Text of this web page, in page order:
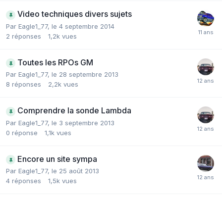
Video techniques divers sujets
Par Eagle1_77, le 4 septembre 2014
2 réponses 1,2k vues
Toutes les RPOs GM
Par Eagle1_77, le 28 septembre 2013
8 réponses 2,2k vues
Comprendre la sonde Lambda
Par Eagle1_77, le 3 septembre 2013
0 réponse 1,1k vues
Encore un site sympa
Par Eagle1_77, le 25 août 2013
4 réponses 1,5k vues